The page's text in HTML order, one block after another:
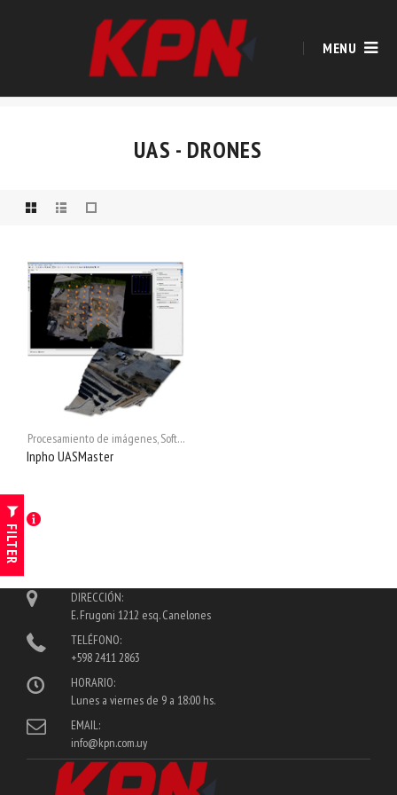
MENU
UAS - DRONES
Procesamiento de imágenes Software fotogrametria
Inpho UASMaster
FILTER
DIRECCIÓN:
E. Frugoni 1212 esq. Canelones
TELÉFONO:
+598 2411 2863
HORARIO:
Lunes a viernes de 9 a 18:00 hs.
EMAIL:
info@kpn.com.uy